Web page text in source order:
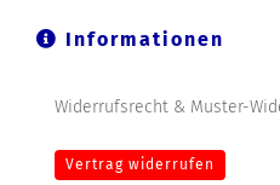
Informationen
Widerrufsrecht & Muster-
Vertrag widerrufen